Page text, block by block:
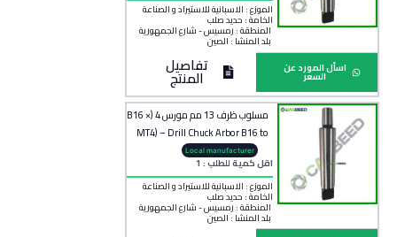
الموزع : الاسبانية للاستيراد و الصناعة
الخامة : حديد صلب
المنطقة : رمسيس - شارع الجمهورية
بلد المنشأ : الصين
اسأل المورد عن
السعر تفاصيل
المنتج
مسلوب ظرف 13 مم مورس 4 (B16 ×
MT4) – Drill Chuck Arbor B16 to
MT4
Local manufacturer
اقل كمية للطلب : 1
الموزع : الاسبانية للاستيراد و الصناعة
الخامة : حديد صلب
المنطقة : رمسيس - شارع الجمهورية
بلد المنشأ :الصين